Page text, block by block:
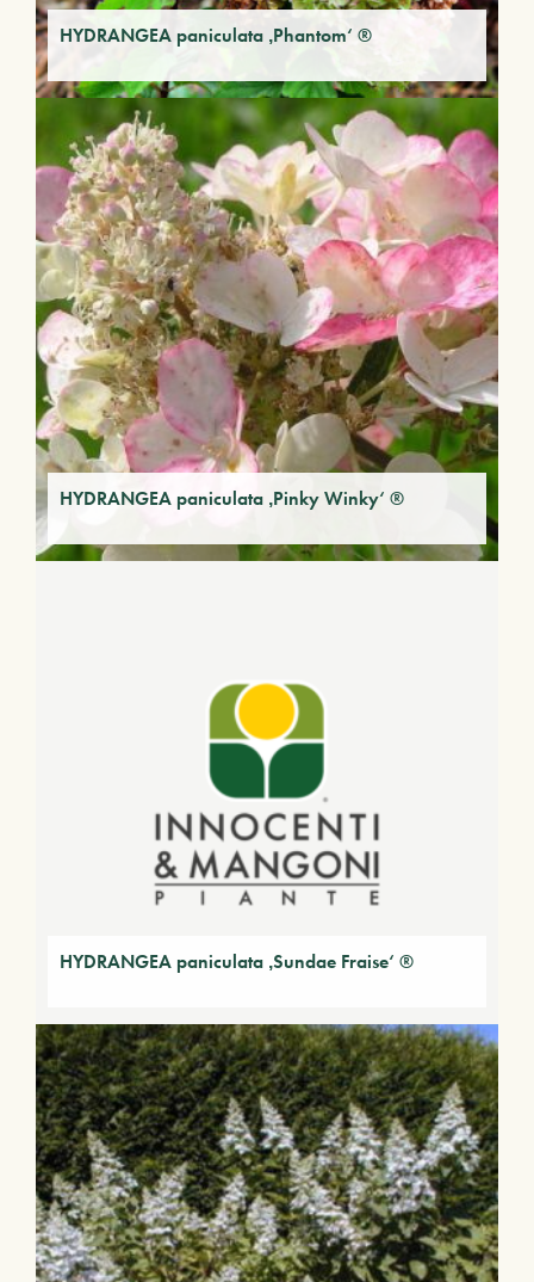
HYDRANGEA paniculata ‚Phantom‘ ®
HYDRANGEA paniculata ‚Pinky Winky‘ ®
HYDRANGEA paniculata ‚Sundae Fraise‘ ®